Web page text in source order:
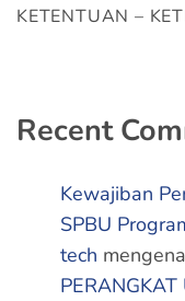
KETENTUAN –
Recent
Kewajiban
SPBU
tech